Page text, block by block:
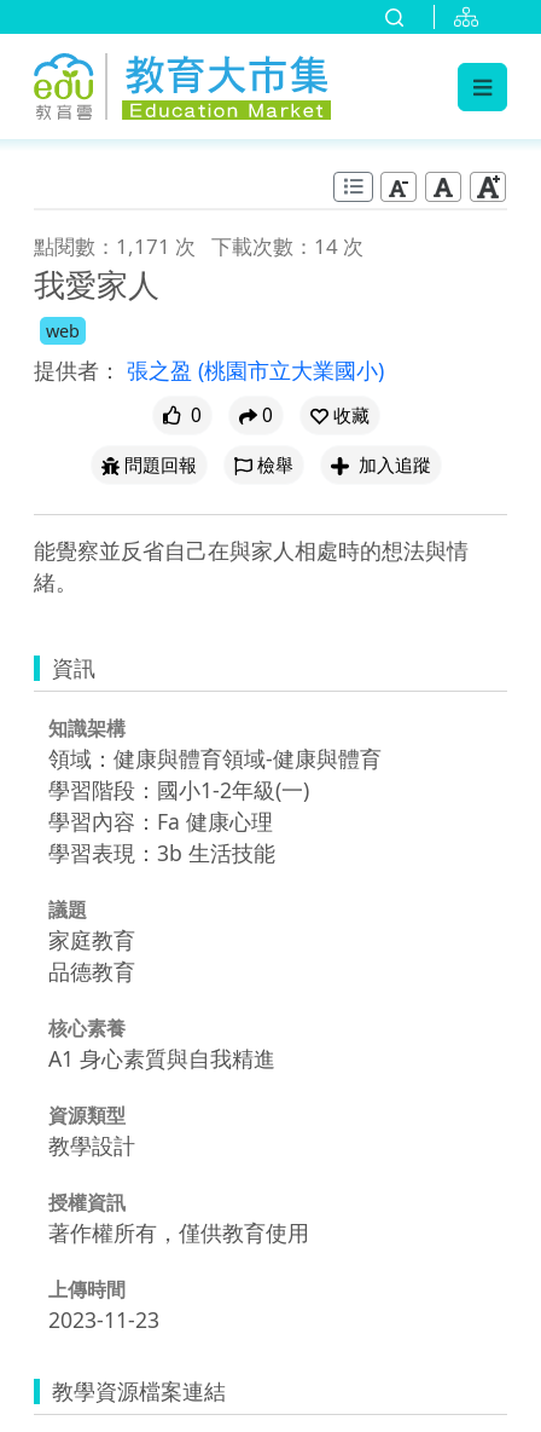
點閱數：1,171 次 下載次數：14 次
我愛家人
web
提供者： 張之盈 (桃園市立大業國小)
0 0
收藏
問題回報
檢舉 加入追蹤
能覺察並反省自己在與家人相處時的想法與情
緒。
資訊
知識架構
領域：健康與體育領域-健康與體育
學習階段：國小1-2年級(一)
學習內容：Fa 健康心理
學習表現：3b 生活技能
議題
家庭教育
品德教育
核心素養
A1 身心素質與自我精進
資源類型
教學設計
授權資訊
著作權所有，僅供教育使用
上傳時間
2023-11-23
教學資源檔案連結